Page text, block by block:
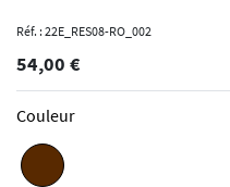
Réf. : 22E_RES08-RO_002
54,00 €
Couleur